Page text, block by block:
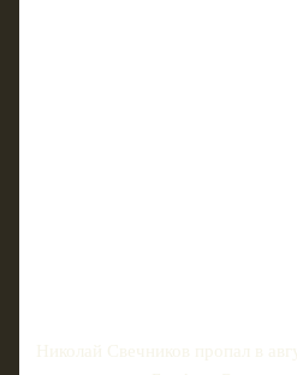
Николай Свечников пропал в